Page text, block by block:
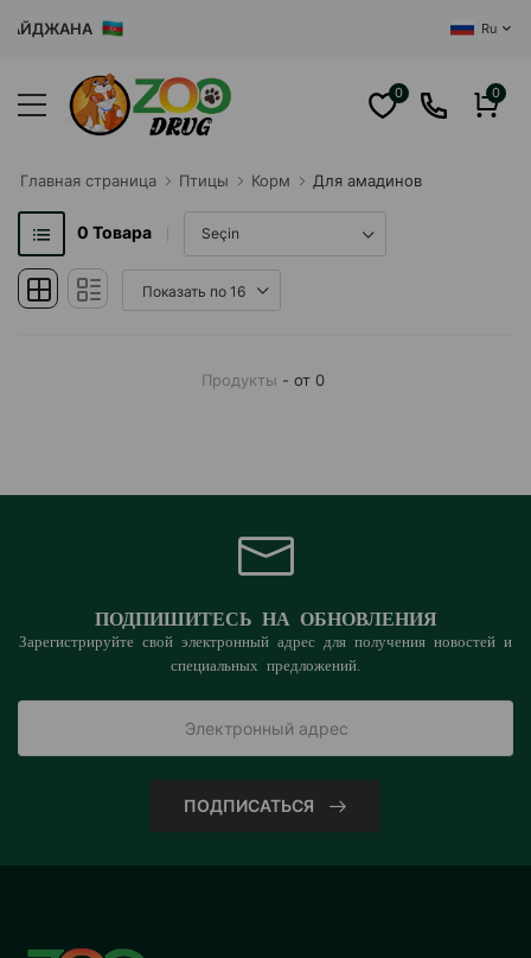
Ru
0 0
Главная cтраница Птицы Корм Для амадинов
0 Товара
Продукты - от 0
ПОДПИШИТЕСЬ НА ОБНОВЛЕНИЯ
Зарегистрируйте свой электронный адрес для получения новостей и
специальных предложений.
ПОДПИСАТЬСЯ